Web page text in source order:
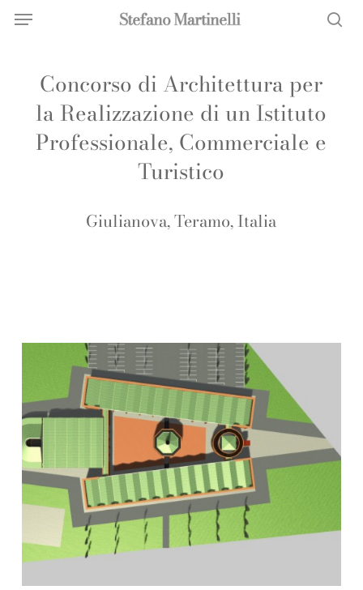
Skip
content
Menu
Concorso di Architettura per
la Realizzazione di un Istituto
Professionale, Commerciale e
Turistico
Giulianova, Teramo, Italia
Menu